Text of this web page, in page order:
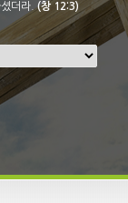
셨더라.(창 12:3)